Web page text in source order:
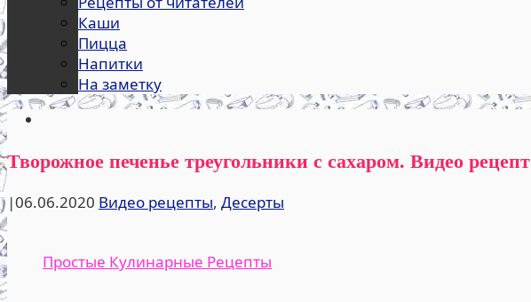
Простые Кулинарные Рецепты
Каши
Пицца
Напитки
На заметку
Творожное печенье треугольники с сахаром. Видео рецепт
|06.06.2020 Видео рецепты, Десерты